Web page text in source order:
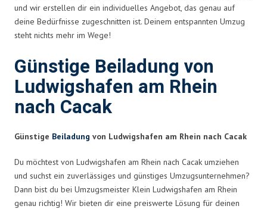
und wir erstellen dir ein individuelles Angebot, das genau auf
deine Bedürfnisse zugeschnitten ist. Deinem entspannten Umzug
steht nichts mehr im Wege!
Günstige Beiladung von
Ludwigshafen am Rhein
nach Cacak
Günstige Beiladung von Ludwigshafen am Rhein nach Cacak
Du möchtest von Ludwigshafen am Rhein nach Cacak umziehen
und suchst ein zuverlässiges und günstiges Umzugsunternehmen?
Dann bist du bei Umzugsmeister Klein Ludwigshafen am Rhein
genau richtig! Wir bieten dir eine preiswerte Lösung für deinen